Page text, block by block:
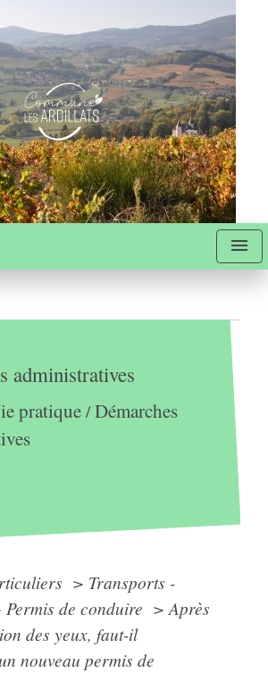
menu
administratives
pratique/Démarches
> Transports -
Permis de conduire > Après
des yeux, faut-il
nouveau permis de